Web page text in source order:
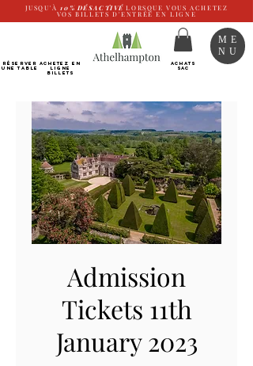
JUSQU'À 10% DÉSACTIVÉ LORSQUE VOUS ACHETEZ
VOS BILLETS D'ENTRÉE EN LIGNE
RÉSERVER
UNE TABLE
Achetez EN
LIGNE
Billets
ACHATS
SAC
ME
NU
Admission
Tickets 11th
January 2023